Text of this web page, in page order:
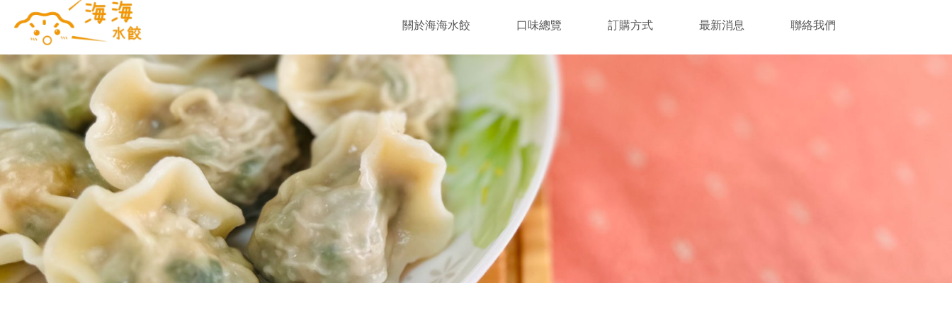
關於海海水餃 口味總覽 訂購方式 最新消息 聯絡我們